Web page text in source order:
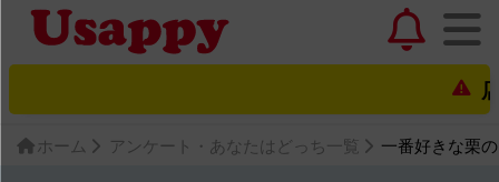
店
ホーム アンケート・あなたはどっち一覧 一番好きな栗